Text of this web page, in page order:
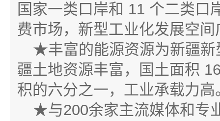
国家一类口岸和 11 个二类口
费市场，新型工业化发展空间
★丰富的能源资源为新疆新
疆土地资源丰富，国土面积
积的六分之一，工业承载力高
★与200余家主流媒体和专